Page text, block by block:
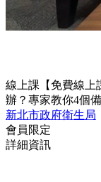
線上課 【免費線
辦？專家教你4個
新北市政府衛生局
會員限定
詳細資訊